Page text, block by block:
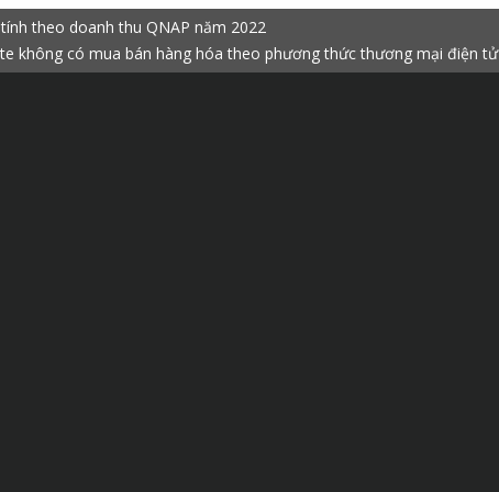
theo doanh thu QNAP năm 2022
không có mua bán hàng hóa theo phương thức thương mại điện tử